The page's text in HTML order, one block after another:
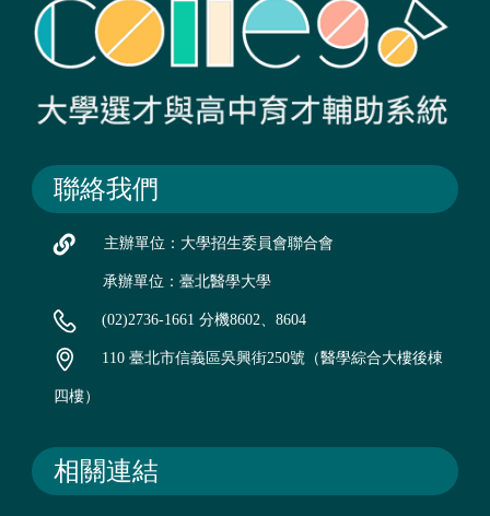
聯絡我們
主辦單位：大學招生委員會聯合會
承辦單位：臺北醫學大學
(02)2736-1661 分機8602、8604
110 臺北市信義區吳興街250號（醫學綜合大樓後棟
四樓）
相關連結